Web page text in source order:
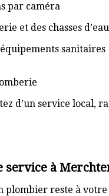
par caméra
et des chasses d’eau
sanitaires
d’un service local,
service à
reste à